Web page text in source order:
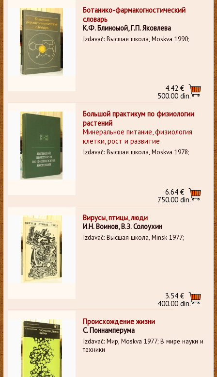
Ботанико-фармакогностический
словарь
К.Ф. Блиноыой, Г.П. Яковлева
Izdavač: Высшая школа, Moskva 1990;
4.42 €
500.00 din.
Большой практикум по физиологии
растений
Минеральное питание, физиология
клетки, рост и развитие
Izdavač: Высшая школа, Moskva 1978;
6.64 €
750.00 din.
Вирусы, птицы, люди
И.Н. Воинов, В.З. Солоухин
Izdavač: Высшая школа, Minsk 1977;
3.54 €
400.00 din.
Происхождение жизни
С. Поннамперума
Izdavač: Мир, Moskva 1977; В мире науки и
техники